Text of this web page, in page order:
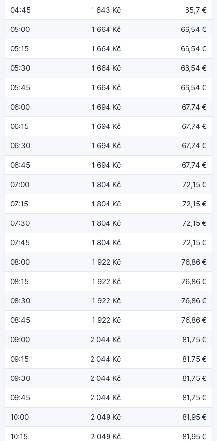
04:45 1 643 Kč 65,7 €
05:00 1 664 Kč 66,54 €
05:15 1 664 Kč 66,54 €
05:30 1 664 Kč 66,54 €
05:45 1 664 Kč 66,54 €
06:00 1 694 Kč 67,74 €
06:15 1 694 Kč 67,74 €
06:30 1 694 Kč 67,74 €
06:45 1 694 Kč 67,74 €
07:00 1 804 Kč 72,15 €
07:15 1 804 Kč 72,15 €
07:30 1 804 Kč 72,15 €
07:45 1 804 Kč 72,15 €
08:00 1 922 Kč 76,86 €
08:15 1 922 Kč 76,86 €
08:30 1 922 Kč 76,86 €
08:45 1 922 Kč 76,86 €
09:00 2 044 Kč 81,75 €
09:15 2 044 Kč 81,75 €
09:30 2 044 Kč 81,75 €
09:45 2 044 Kč 81,75 €
10:00 2 049 Kč 81,95 €
10:15 2 049 Kč 81,95 €